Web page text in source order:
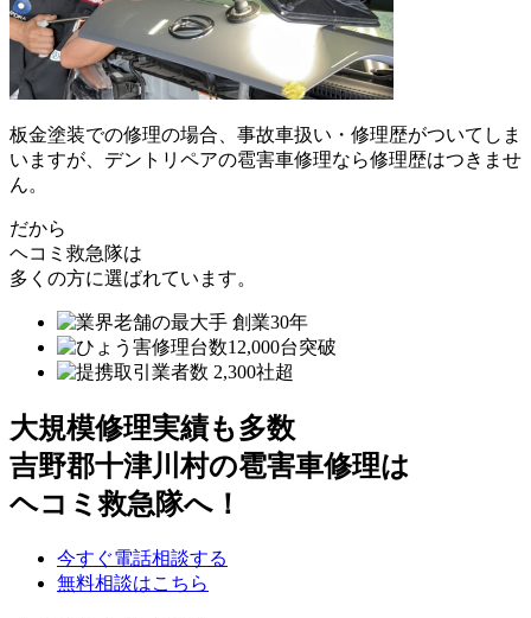
板金塗装での修理の場合、事故車扱い・修理歴がついてしま
いますが、デントリペアの雹害車修理なら修理歴はつきませ
ん。
だから
ヘコミ救急隊は
多くの方に選ばれています。
大規模修理実績も多数
吉野郡十津川村の雹害車修理は
ヘコミ救急隊へ！
今すぐ電話相談する
無料相談はこちら